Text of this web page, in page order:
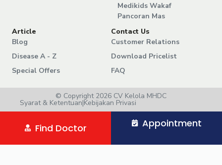
Medikids Wakaf
Pancoran Mas
Article
Blog
Disease A - Z
Special Offers
Contact Us
Customer Relations
Download Pricelist
FAQ
© Copyright 2026 CV Kelola MHDC
Syarat & Ketentuan|Kebijakan Privasi
Find Doctor Appointment